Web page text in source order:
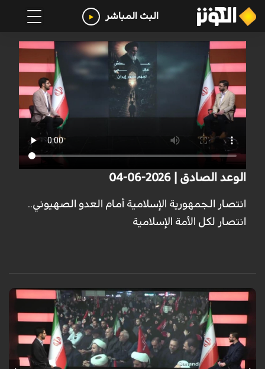
البث المباشر
الوعد الصادق | 2026-06-04
انتصار الجمهورية الإسلامية أمام العدو الصهيوني..
انتصار لكل الأمة الإسلامية